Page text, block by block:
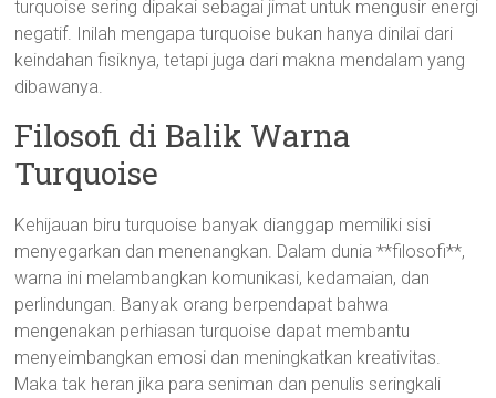
turquoise sering dipakai sebagai jimat untuk mengusir energi
negatif. Inilah mengapa turquoise bukan hanya dinilai dari
keindahan fisiknya, tetapi juga dari makna mendalam yang
dibawanya.
Filosofi di Balik Warna
Turquoise
Kehijauan biru turquoise banyak dianggap memiliki sisi
menyegarkan dan menenangkan. Dalam dunia **filosofi**,
warna ini melambangkan komunikasi, kedamaian, dan
perlindungan. Banyak orang berpendapat bahwa
mengenakan perhiasan turquoise dapat membantu
menyeimbangkan emosi dan meningkatkan kreativitas.
Maka tak heran jika para seniman dan penulis seringkali